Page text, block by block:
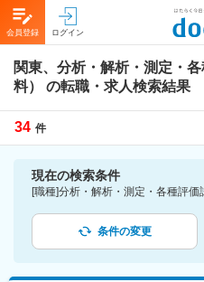
会員登録 ログイン
関東、分析・解析・測定・
料）
の転職・求人検索結果
34 件
現在の検索条件
条件の変更